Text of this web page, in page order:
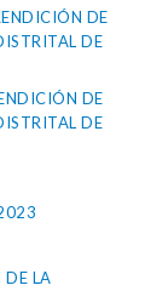
DE
DE
DE
DE
DE LA